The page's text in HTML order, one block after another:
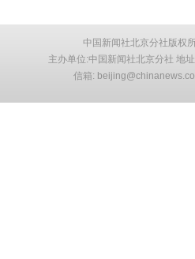
中国新闻社北京分社版权
主办单位:中国新闻社北京分社 地
信箱: